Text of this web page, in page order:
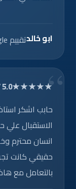
ابو خالدتقييم Google
★★★★★
5.0 / 5
حابب اشكر
الاستقبال
انسان محترم
حقيقي كانت
بالتعامل مع